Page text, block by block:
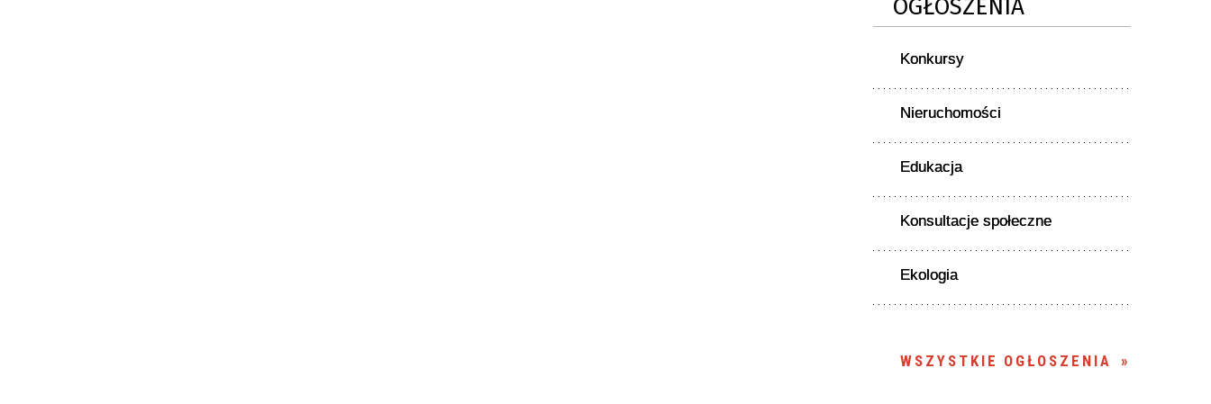
OGŁOSZENIA
Konkursy
Nieruchomości
Edukacja
Konsultacje społeczne
Ekologia
WSZYSTKIE OGŁOSZENIA